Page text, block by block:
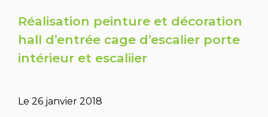
Réalisation peinture et décoration
hall d’entrée cage d’escalier porte
intérieur et escaliier
Le 26 janvier 2018